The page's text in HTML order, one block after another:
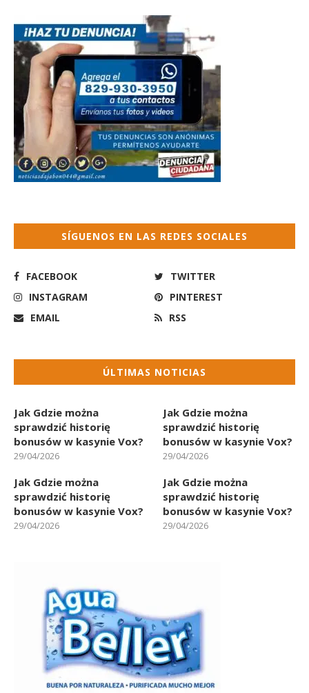
SÍGUENOS EN LAS REDES SOCIALES
FACEBOOK
TWITTER
INSTAGRAM
PINTEREST
EMAIL
RSS
ÚLTIMAS NOTICIAS
Jak Gdzie można
sprawdzić historię
bonusów w kasynie Vox?
29/04/2026
Jak Gdzie można
sprawdzić historię
bonusów w kasynie Vox?
29/04/2026
Jak Gdzie można
sprawdzić historię
bonusów w kasynie Vox?
29/04/2026
Jak Gdzie można
sprawdzić historię
bonusów w kasynie Vox?
29/04/2026